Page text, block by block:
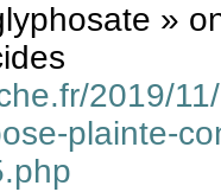
»
2019/
plainte-